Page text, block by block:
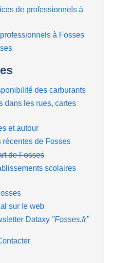
de professionnels à
à Fosses
des carburants
dans les rues, cartes
et autour
récentes de Fosses
de Fosses
scolaires
sur le web
Dataxy "Fosses.fr"